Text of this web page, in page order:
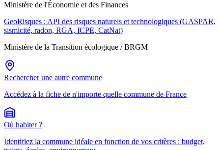
Ministère de l'Économie et des Finances
GeoRisques : API des risques naturels et technologiques (GASPAR,
sismicité, radon, RGA, ICPE, CatNat)
Ministère de la Transition écologique / BRGM
Rechercher une autre commune
Accédez à la fiche de n'importe quelle commune de France
Où habiter ?
Identifiez la commune idéale en fonction de vos critères : budget,